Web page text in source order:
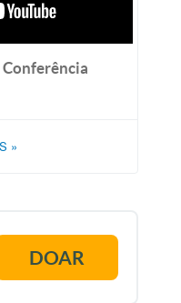
Conferência
»
DOAR